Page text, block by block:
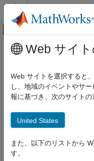
コンテンツへスキップ
オフキャンバ
ドキュメンテーションのホーム
MATLAB Report Generator
Report Generator の開発
イメージ、Figure、座標軸、数式
ード、および MATLAB 変数
イメージ マップの作成
メインコンテンツ
イメージ マ
HTML レポートや PDF
として指定できます。
ざまな領域をさまざまな
す。
リンクとして機能す
Web サイ
Web サイトを選択すると
し、地域のイベントやサ
報に基づき、次のサイト
United States
また、以下のリストから
す。